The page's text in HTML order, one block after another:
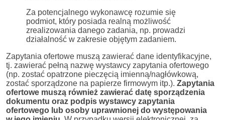
Za potencjalnego wykonawcę rozumie się
podmiot, który posiada realną możliwość
zrealizowania danego zadania, np. prowadzi
działalność w zakresie objętym zadaniem.
Zapytania ofertowe muszą zawierać dane identyfikacyjne,
tj. zawierać pełną nazwę wystawcy zapytania ofertowego
(np. zostać opatrzone pieczęcią imienną/nagłówkową,
zostać sporządzone na papierze firmowym itp.). Zapytania
ofertowe muszą również zawierać datę sporządzenia
dokumentu oraz podpis wystawcy zapytania
ofertowego lub osoby uprawnionej do występowania